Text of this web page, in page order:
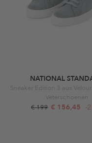
NATIONAL
Sneaker Edition 3 aus
Veterschoenen
€ 199 € 156,45 -